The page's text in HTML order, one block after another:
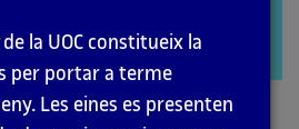
visuals
de la UOC constitueix la
per portar a terme
Les eines es presenten